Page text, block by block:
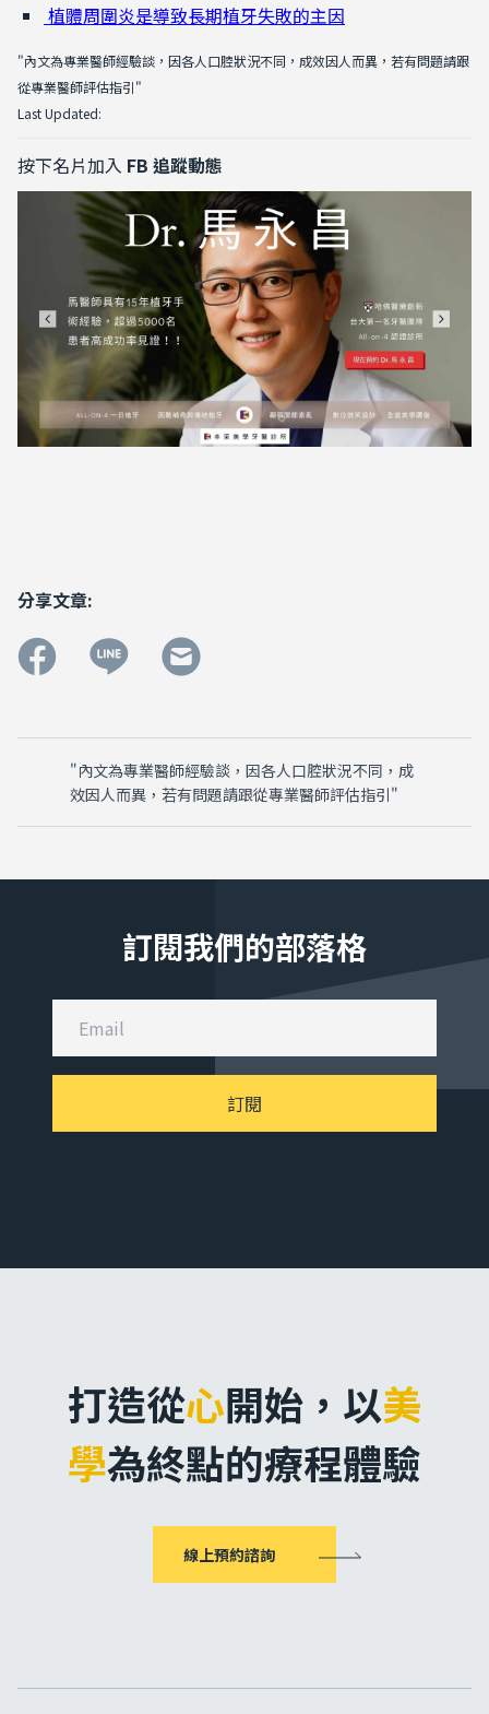
植體周圍炎是導致長期植牙失敗的主因
"內文為專業醫師經驗談，因各人口腔狀況不同，成效因人而異，若有問題請跟
從專業醫師評估指引"
Last Updated:
按下名片加入 FB 追蹤動態
分享文章:
"內文為專業醫師經驗談，因各人口腔狀況不同，成
效因人而異，若有問題請跟從專業醫師評估指引"
訂閱我們的部落格
訂閱
打造從心開始， 以美
學為終點的療程體驗
線上預約諮詢